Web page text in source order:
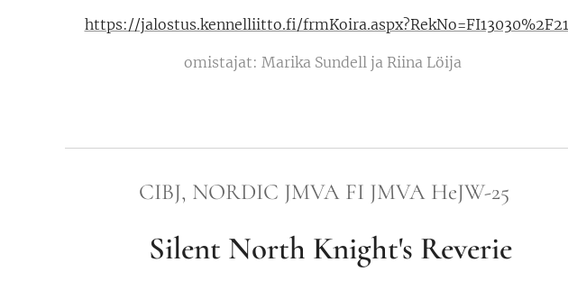
https://jalostus.kennelliitto.fi/frmKoira.aspx?RekNo=FI13030%2F21
omistajat: Marika Sundell ja Riina Löija
CIBJ, NORDIC JMVA FI JMVA HeJW-25
Silent North Knight's Reverie